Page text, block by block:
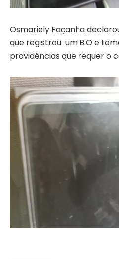
Osmariely Façanha
que registrou um B.O e
providências que requer o